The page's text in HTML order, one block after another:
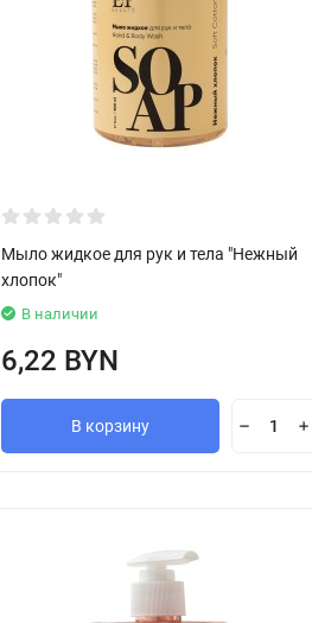
Мыло жидкое для рук и тела "Нежный
хлопок"
В наличии
6,22 BYN
В корзину